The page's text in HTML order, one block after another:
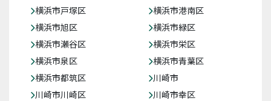
横浜市戸塚区
横浜市港南区
横浜市旭区
横浜市緑区
横浜市瀬谷区
横浜市栄区
横浜市泉区
横浜市青葉区
横浜市都筑区
川崎市
川崎市川崎区
川崎市幸区